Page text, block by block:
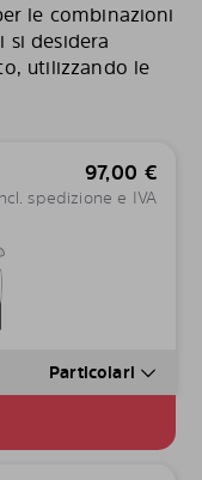
le combinazioni
si desidera
utilizzando le
97,00 €
spedizione e IVA
Particolari